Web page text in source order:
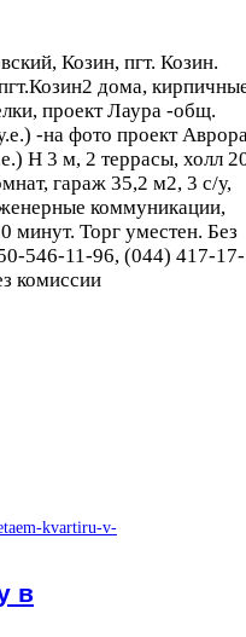
Козин, пгт. Козин.
дома,
проект Лаура -общ.
-на фото проект
Н 3 м, 2 террасы, холл
гараж 35,2 м2, 3 с/у,
коммуникации,
минут. Торг уместен. Без
546-11-96, (044) 417-
комиссии
в